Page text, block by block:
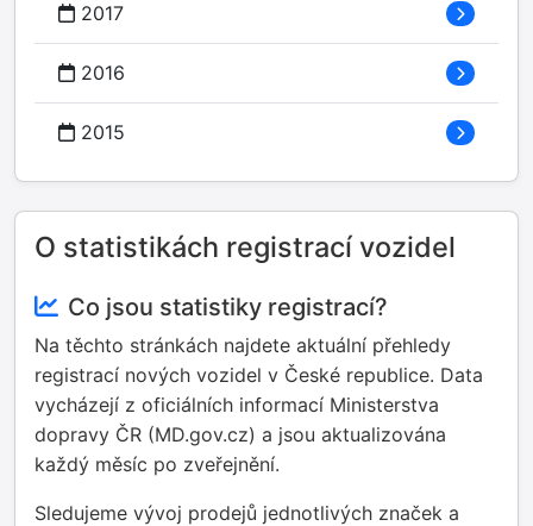
2017
2016
2015
O statistikách registrací vozidel
Co jsou statistiky registrací?
Na těchto stránkách najdete aktuální přehledy
registrací nových vozidel v České republice. Data
vycházejí z oficiálních informací Ministerstva
dopravy ČR (MD.gov.cz) a jsou aktualizována
každý měsíc po zveřejnění.
Sledujeme vývoj prodejů jednotlivých značek a